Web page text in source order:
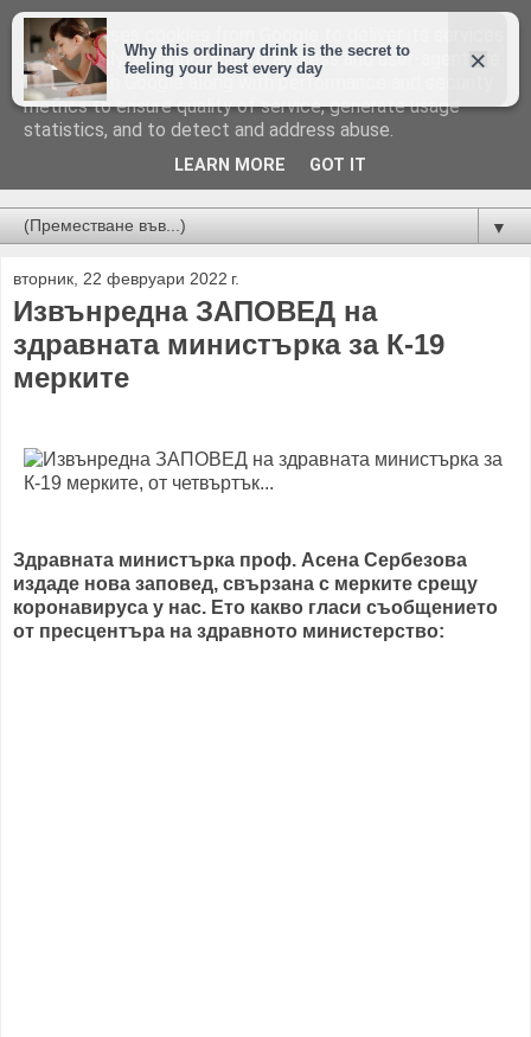
Новини от Бургас, страната и света!
▼
вторник, 22 февруари 2022 г.
Извънредна ЗАПОВЕД на
здравната министърка за К-19
мерките
Здравната министърка проф. Асена Сербезова
издаде нова заповед, свързана с мерките срещу
коронавируса у нас. Ето какво гласи съобщението
от пресцентъра на здравното министерство:
This site uses cookies from Google to deliver its services
and to analyze traffic. Your IP address and user-agent are
shared with Google along with performance and security
metrics to ensure quality of service, generate usage
statistics, and to detect and address abuse.
LEARN MORE GOT IT